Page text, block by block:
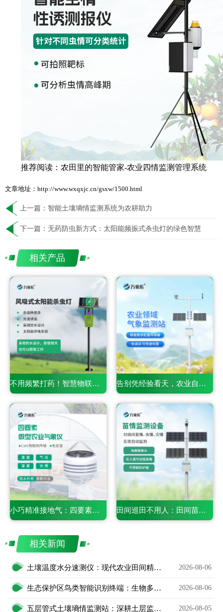
推荐阅读： 农田里的智能管家-农业四情监测管理系统
文章地址：http://www.wxqxjc.cn/gsxw/1500.html
上一篇： 智能土壤墒情监测系统为农耕助力
下一篇： 无药防虫新方式：太阳能频振式杀虫灯的绿色智慧
相关产品
不用频繁打药！智慧物联网风吸式杀虫灯凭智能管控守住农田丰收 告别凭经验看天，农业自动气象站用数据守护万亩良田丰收
小巧精准接地气：四要素微型农业气象仪，适配田间精细化务农 田间巡田不用人：田间苗情灾情一体化自动监测系统守护粮食稳产
相关新闻
土壤温度水分速测仪：现代农业田间精细化管护智能利器 2026-08-06
生态保护区鸟类智能识别终端：生物多样性保护智能监测设备 2026-08-06
五层管式土壤墒情监测站：深耕土层监测，看透土壤水情 2026-08-05